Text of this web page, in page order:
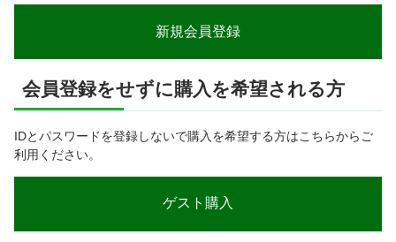
会員登録をせずに購入を希望される方
IDとパスワードを登録しないで購入を希望する方はこちらからご
利用ください。